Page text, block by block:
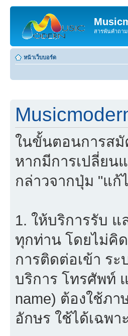
สารพันคำถาม
หน้าเว็บบอร์ด
ในขั้นตอนการสมั
หากมีการเปลี่ยน
กล่าวจากปุ่ม "แ
1. ให้บริการรับ
ทุกท่าน โดยไม่คิ
การติดต่อเข้า ร
บริการ โทรศัพท์
name) ต้องใช้ภ
อักษร ใช้ได้เฉพา